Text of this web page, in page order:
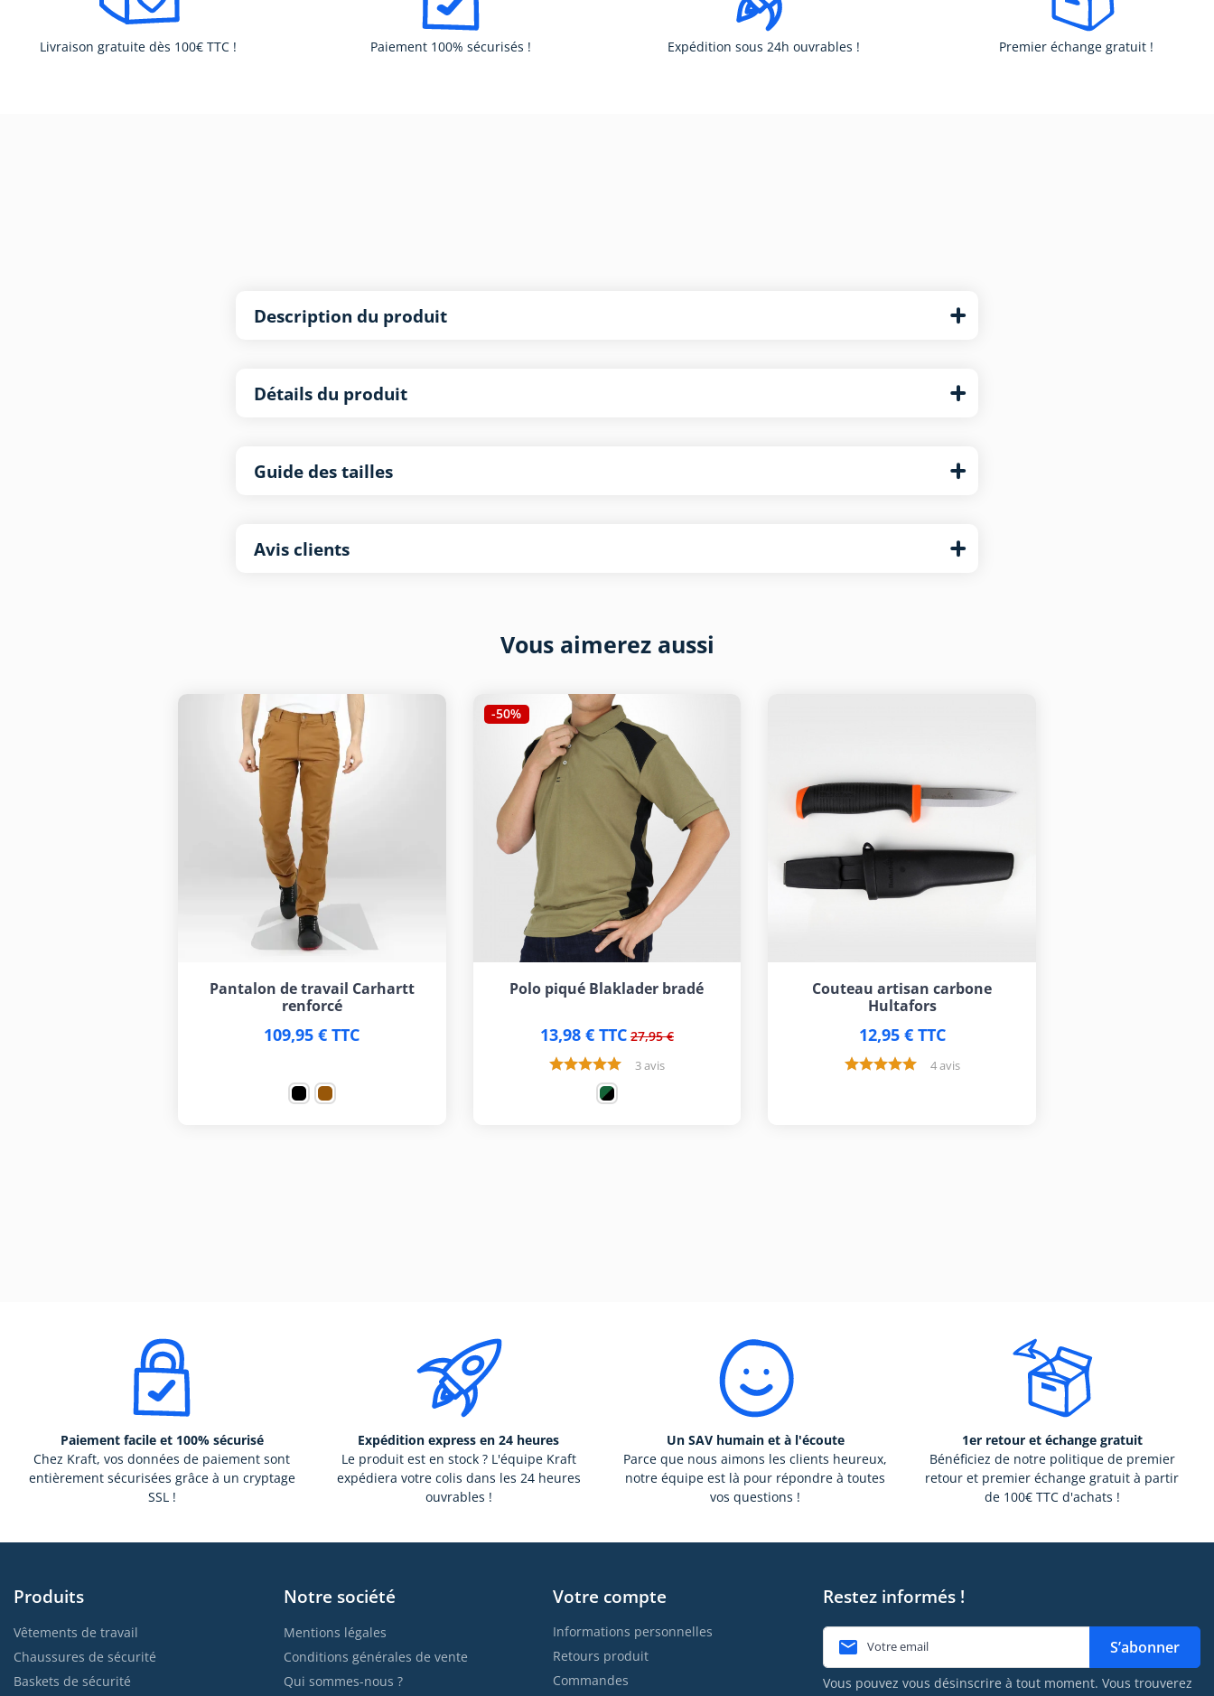
Livraison gratuite dès 100€ TTC ! Paiement 100% sécurisés ! Expédition sous 24h ouvrables ! Premier échange gratuit !
Description du produit
Détails du produit
Guide des tailles
Avis clients
Vous aimerez aussi
Pantalon de travail Carhartt
renforcé
109,95 € TTC
-50%
Polo piqué Blaklader bradé
13,98 € TTC 27,95 €
3 avis
Couteau artisan carbone
Hultafors
12,95 € TTC
4 avis
Paiement facile et 100% sécurisé
Chez Kraft, vos données de paiement sont
entièrement sécurisées grâce à un cryptage
SSL !
Expédition express en 24 heures
Le produit est en stock ? L'équipe Kraft
expédiera votre colis dans les 24 heures
ouvrables !
Un SAV humain et à l'écoute
Parce que nous aimons les clients heureux,
notre équipe est là pour répondre à toutes
vos questions !
1er retour et échange gratuit
Bénéficiez de notre politique de premier
retour et premier échange gratuit à partir
de 100€ TTC d'achats !
Produits
Vêtements de travail
Chaussures de sécurité
Baskets de sécurité
Notre société
Mentions légales
Conditions générales de vente
Qui sommes-nous ?
Votre compte
Informations personnelles
Retours produit
Commandes
Restez informés !
 S’abonner
Vous pouvez vous désinscrire à tout moment. Vous trouverez